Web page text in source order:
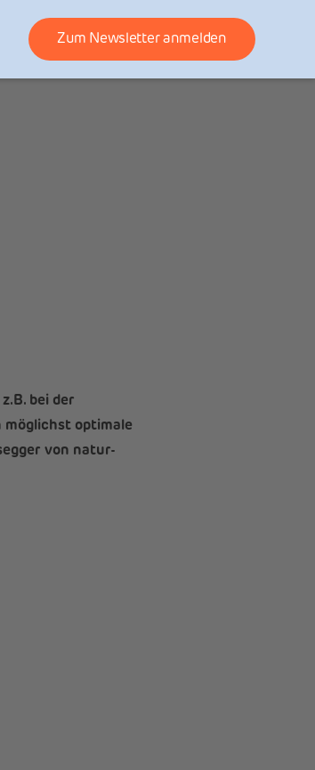
Zum Newsletter anmelden
bei der
möglichst optimale
von natur-